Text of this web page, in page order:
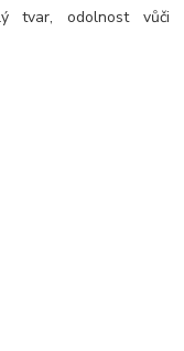
tvar, odolnost vůči